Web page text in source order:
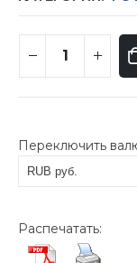
Переключить
RUB руб.
Распечатать: